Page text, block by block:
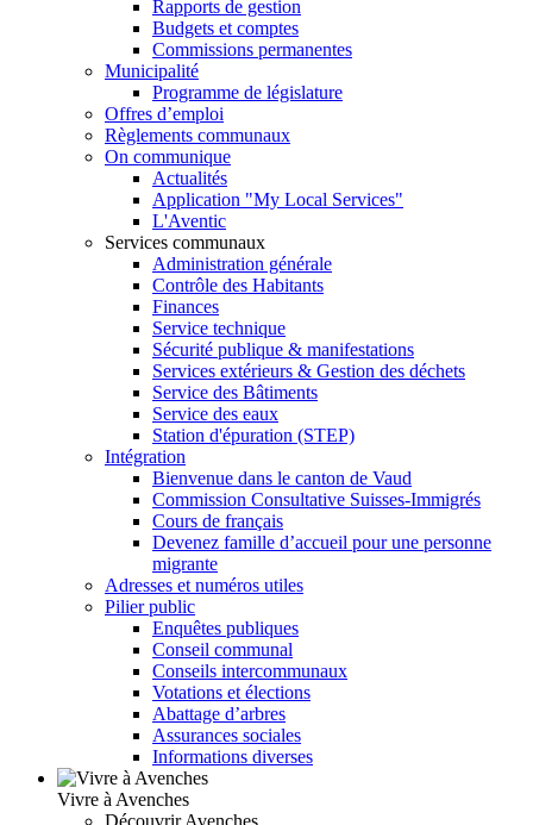
Rapports de gestion
Budgets et comptes
Commissions permanentes
Municipalité
Programme de législature
Offres d’emploi
Règlements communaux
On communique
Actualités
Application "My Local Services"
L'Aventic
Services communaux
Administration générale
Contrôle des Habitants
Finances
Service technique
Sécurité publique & manifestations
Services extérieurs & Gestion des déchets
Service des Bâtiments
Service des eaux
Station d'épuration (STEP)
Intégration
Bienvenue dans le canton de Vaud
Commission Consultative Suisses-Immigrés
Cours de français
Devenez famille d’accueil pour une personne
migrante
Adresses et numéros utiles
Pilier public
Enquêtes publiques
Conseil communal
Conseils intercommunaux
Votations et élections
Abattage d’arbres
Assurances sociales
Informations diverses
Vivre à Avenches
Découvrir Avenches